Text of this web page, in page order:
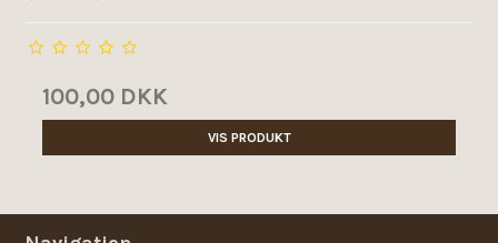
100,00 DKK
VIS PRODUKT